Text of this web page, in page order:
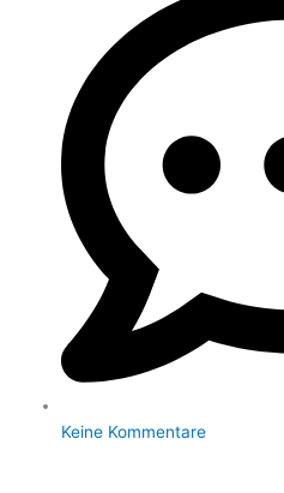
Keine Kommentare